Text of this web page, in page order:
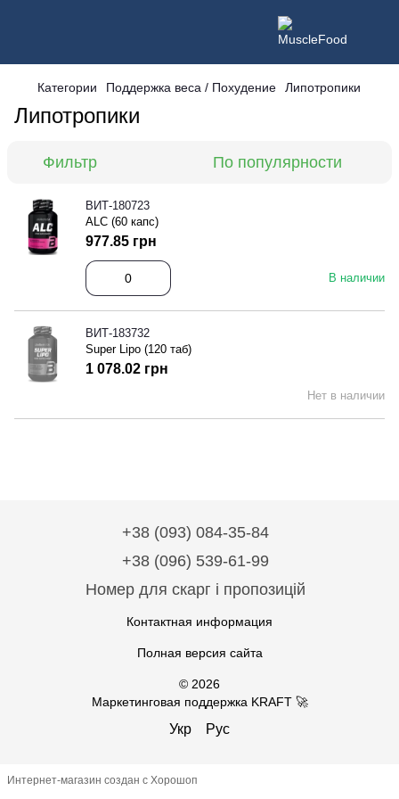
Категории Поддержка веса / Похудение Липотропики
Липотропики
Фильтр По популярности
ВИТ-180723
ALC (60 капс)
В наличии
977.85 грн
ВИТ-183732
Super Lipo (120 таб)
Нет в наличии
1 078.02 грн
+38 (093) 084-35-84
+38 (096) 539-61-99
Номер для скарг і пропозицій
Контактная информация
Полная версия сайта
© 2026
Маркетинговая поддержка KRAFT 🚀
Укр Рус
Интернет-магазин создан с Хорошоп